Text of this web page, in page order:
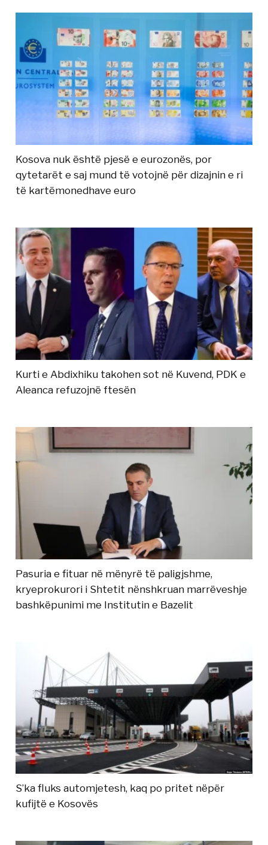
Kosova nuk është pjesë e eurozonës, por
qytetarët e saj mund të votojnë për dizajnin e ri
të kartëmonedhave euro
Kurti e Abdixhiku takohen sot në Kuvend, PDK e
Aleanca refuzojnë ftesën
Pasuria e fituar në mënyrë të paligjshme,
kryeprokurori i Shtetit nënshkruan marrëveshje
bashkëpunimi me Institutin e Bazelit
S’ka fluks automjetesh, kaq po pritet nëpër
kufijtë e Kosovës